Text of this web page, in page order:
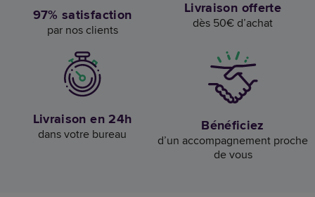
97% satisfaction
par nos clients
Livraison offerte
dès 50€ d’achat
Livraison en 24h
dans votre bureau Bénéficiez
d’un accompagnement proche
de vous